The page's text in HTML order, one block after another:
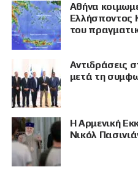
Αθήνα
Ελλήσποντος
του
Αντιδράσεις
μετά τη
Η Αρμενική
Νικόλ